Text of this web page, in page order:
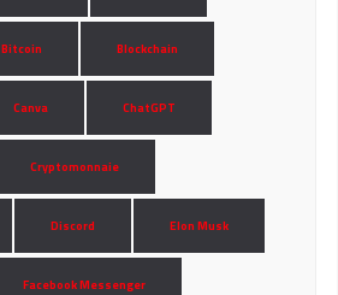
Bitcoin Blockchain
Canva ChatGPT
Cryptomonnaie
Discord Elon Musk
Facebook Messenger